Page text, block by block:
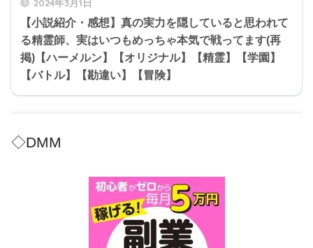
【小説紹介・感想】真の実力を隠していると思われて
る精霊師、実はいつもめっちゃ本気で戦ってます(再
掲)【ハーメルン】【オリジナル】【精霊】【学園】
【バトル】【勘違い】【冒険】
◇DMM